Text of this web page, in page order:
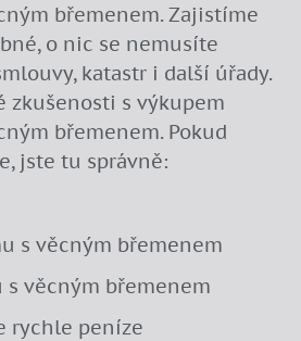
břemenem. Zajistíme
o nic se nemusíte
katastr i další úřady.
zkušenosti s výkupem
břemenem. Pokud
jste tu správně:
s věcným břemenem
s věcným břemenem
rychle peníze